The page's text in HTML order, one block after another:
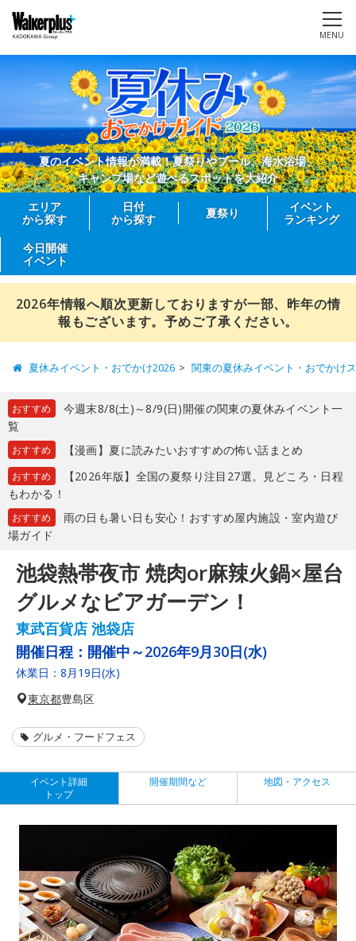
MENU
夏のイベント情報が満載！夏祭りやプール、海水浴場、
キャンプ場など遊べるスポットを大紹介
エリア
から探す
日付
から探す
夏祭り
イベント
ランキング
今日開催
イベント
2026年情報へ順次更新しておりますが一部、昨年の情
報もございます。予めご了承ください。
夏休みイベント・おでかけ2026 関東の夏休みイベント・おでかけ
おすすめ
今週末8/8(土)～8/9(日)開催の関東の夏休みイベント一
覧
おすすめ 【漫画】夏に読みたいおすすめの怖い話まとめ
おすすめ
【2026年版】全国の夏祭り注目27選。見どころ・日程
もわかる！
おすすめ
雨の日も暑い日も安心！おすすめ屋内施設・室内遊び
場ガイド
池袋熱帯夜市 焼肉or麻辣火鍋×屋台
グルメなビアガーデン！
東武百貨店 池袋店
開催日程： 開催中～2026年9月30日(水)
休業日：8月19日(水)
東京都豊島区
グルメ・フードフェス
イベント詳細
トップ
開催期間など 地図・アクセス